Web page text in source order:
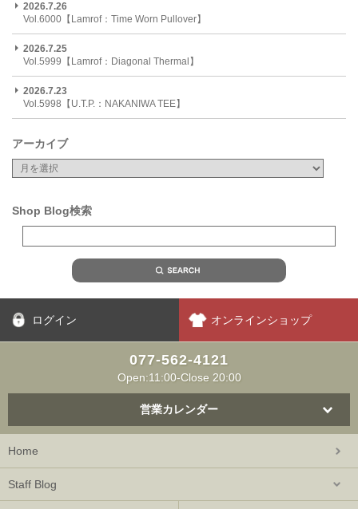
2026.7.26
Vol.6000【Lamrof：Time Worn Pullover】
2026.7.25
Vol.5999【Lamrof：Diagonal Thermal】
2026.7.23
Vol.5998【U.T.P.：NAKANIWA TEE】
アーカイブ
Shop Blog検索
ログイン オンラインショップ
077-562-4121
Open:11:00-Close 20:00
営業カレンダー
Home
Staff Blog